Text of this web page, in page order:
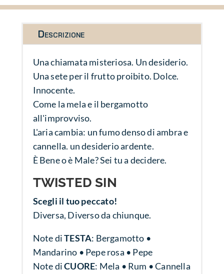
Descrizione
Una chiamata misteriosa. Un desiderio.
Una sete per il frutto proibito. Dolce.
Innocente.
Come la mela e il bergamotto
all'improvviso.
L'aria cambia: un fumo denso di ambra e
cannella. un desiderio ardente.
È Bene o è Male? Sei tu a decidere.
TWISTED SIN
Scegli il tuo peccato!
Diversa, Diverso da chiunque.
Note diTESTA: Bergamotto •
Mandarino • Pepe rosa • Pepe
Note diCUORE: Mela • Rum • Cannella